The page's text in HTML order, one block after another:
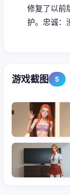
修复了以前
护。忠诚：
游戏截图 5